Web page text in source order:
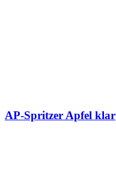
AP-Spritzer Apfel klar